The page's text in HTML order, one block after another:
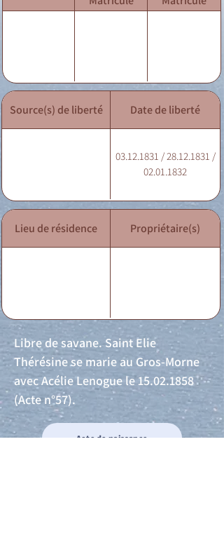
Source(s) de liberté Date de liberté
03.12.1831 / 28.12.1831 /
02.01.1832
Lieu de résidence Propriétaire(s)
Libre de savane. Saint Elie
Thérésine se marie au Gros-Morne
avec Acélie Lenogue le15.02.1858
(Acte n°57).
Acte de naissance